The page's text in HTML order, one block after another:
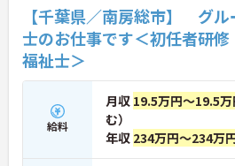
【千葉県／南房総市】 グ
士のお仕事です＜初任者研
福祉士＞
給料
月収 19.5万円～19.5万
む）
年収 234万円～234万